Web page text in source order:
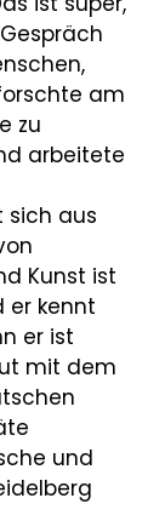
am
zu
arbeitete
sich aus
Kunst ist
er kennt
er ist
mit dem
und